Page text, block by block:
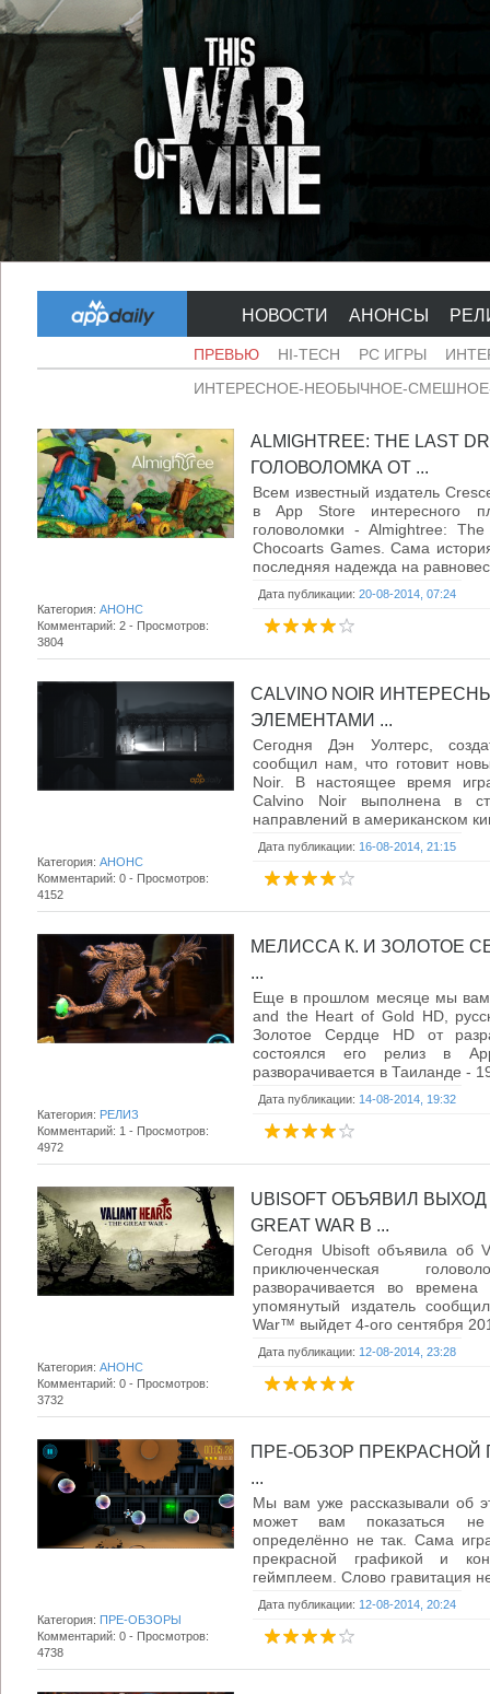
НОВОСТИ АНОНСЫ
ПРЕВЬЮ HI-TECH PC ИГРЫ
ИНТЕРЕСНОЕ-НЕОБЫЧНОЕ-
ALMIGHTREE: THE LAST
ГОЛОВОЛОМКА ОТ ...
Всем известный издатель
в App Store интересного
головоломки - Almightree:
Chocoarts Games. Сама
последняя надежда на
Дата публикации: 20-08-2014, 07:24
Категория: АНОНС
Комментарий: 2 - Просмотров:
3804
CALVINO NOIR
ЭЛЕМЕНТАМИ ...
Сегодня Дэн Уолтерс,
сообщил нам, что готовит
Noir. В настоящее время
Calvino Noir выполнена в
направлений в американском
Дата публикации: 16-08-2014, 21:15
Категория: АНОНС
Комментарий: 0 - Просмотров:
4152
МЕЛИССА К. И ЗОЛОТОЕ
...
Еще в прошлом месяце мы вам
and the Heart of Gold HD,
Золотое Сердце HD от
состоялся его релиз в
разворачивается в Таиланде -
Дата публикации: 14-08-2014, 19:32
Категория: РЕЛИЗ
Комментарий: 1 - Просмотров:
4972
UBISOFT ОБЪЯВИЛ ВЫХОД
GREAT WAR В ...
Сегодня Ubisoft объявила об
приключенческая
разворачивается во
упомянутый издатель
War™ выйдет 4-ого сентября
Дата публикации: 12-08-2014, 23:28
Категория: АНОНС
Комментарий: 0 - Просмотров:
3732
ПРЕ-ОБЗОР ПРЕКРАСНОЙ
...
Мы вам уже рассказывали об
может вам показаться не
определённо не так. Сама
прекрасной графикой и
геймплеем. Слово гравитация
Дата публикации: 12-08-2014, 20:24
Категория: ПРЕ-ОБЗОРЫ
Комментарий: 0 - Просмотров:
4738